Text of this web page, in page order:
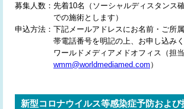
募集人数： 先着10名（ソーシャルディスタンス
での施術とします）
申込方法： 下記メールアドレスにお名前・ご所
帯電話番号を明記の上、お申し込みく
ワールドメディアメドオフィス（担
wmm@worldmediamed.com ）
新型コロナウイルス等感染症予防および